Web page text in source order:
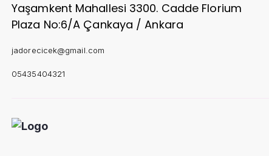
Yaşamkent Mahallesi 3300. Cadde Florium
Plaza No:6/A Çankaya / Ankara
jadorecicek@gmail.com
05435404321